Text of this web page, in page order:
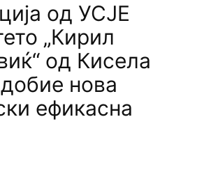
од УСЈЕ
„Кирил
од Кисела
нова
ефикасна